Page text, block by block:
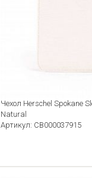
Чехол Herschel Spokane
Natural
Артикул: CB000037915